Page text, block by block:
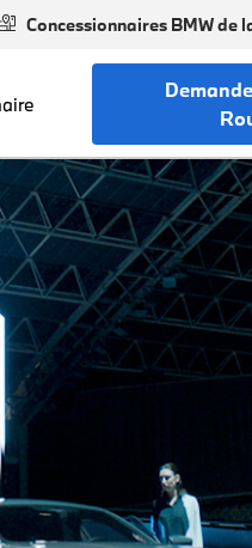
Concessionnaires BMW de